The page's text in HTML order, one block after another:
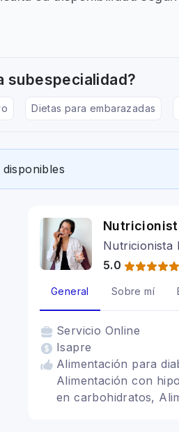
subespecialidad?
Dietas para embarazadas
Nutricionista
5.0
General Sobre mí
Servicio Online
Isapre
Alimentación para
Alimentación con
en carbohidratos,